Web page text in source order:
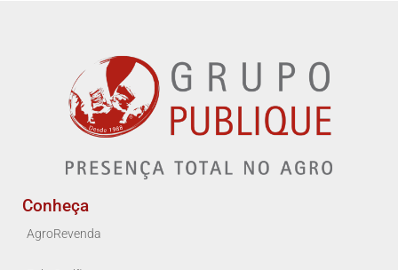
Conheça
AgroRevenda